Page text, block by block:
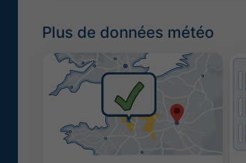
Plus de données météo